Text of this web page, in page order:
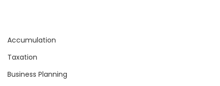
Accumulation
Taxation
Business Planning